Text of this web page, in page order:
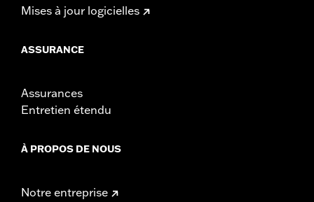
Mises à jour logicielles
ASSURANCE
Assurances
Entretien étendu
À PROPOS DE NOUS
Notre entreprise